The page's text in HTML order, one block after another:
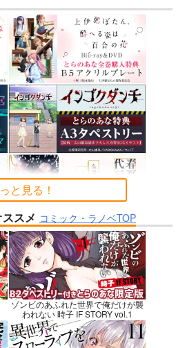
ーソニックソウ
円（税込）
Order
アルジュナ
サンプル
カート
STRIKE THE SUMME
R
mohumohu
専売 1,100円（税込）
姫柊雪菜
藍羽浅葱
煌坂紗矢華
サンプル
カート
No.8 No.9
と見る！
スメ コミック・ラノベTOP
ゾンビのあふれた世界で俺だけが襲
われない 時子 IF STORY vol.1